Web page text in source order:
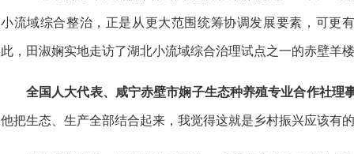
小流域综合整治，正是从更大范围统筹协调发展要素，可更
此，田淑娴实地走访了湖北小流域综合治理试点之一的赤壁羊
全国人大代表、咸宁赤壁市娴子生态种养殖专业合作社理
他把生态、生产全部结合起来，我觉得这就是乡村振兴应该有